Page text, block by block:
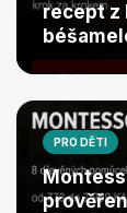
recept z
PRO DĚTI